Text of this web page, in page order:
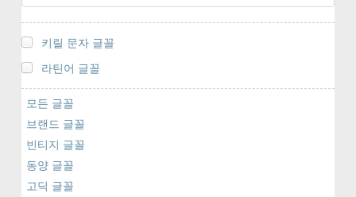
키릴 문자 글꼴
라틴어 글꼴
모든 글꼴
브랜드 글꼴
빈티지 글꼴
동양 글꼴
고딕 글꼴